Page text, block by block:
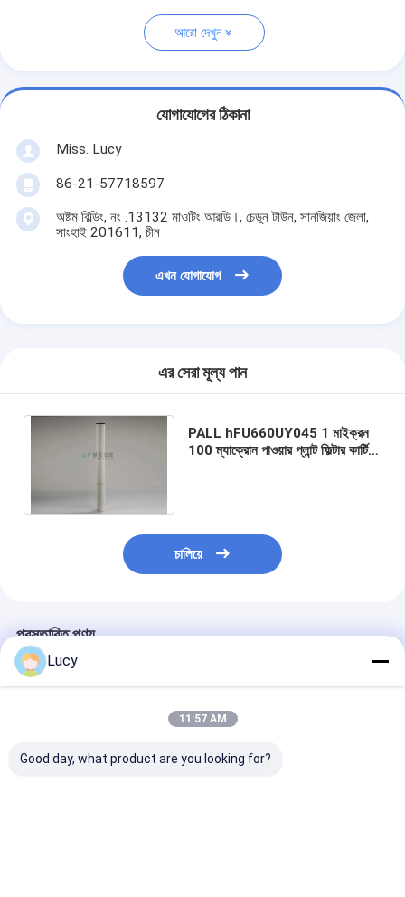
আরো দেখুন
যোগাযোগের ঠিকানা
Miss. Lucy
86-21-57718597
অষ্টম বিল্ডিং, নং .13132 মাওটিং আরডি।, চেডুন টাউন, সানজিয়াং জেলা,
সাংহাই 201611, চীন
এখন যোগাযোগ
এর সেরা মূল্য পান
PALL hFU660UY045 1 মাইক্রন
100 ম্যাক্রোন পাওয়ার প্লান্ট ফিল্টার কার্টিজ
চালিয়ে
প্রস্তাবিত পণ্য
Lucy
11:57 AM
Good day, what product are you looking for?